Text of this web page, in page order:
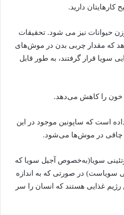
کارهایتان دارید.
حیوانات نیز می شود. تحقیقات
که مقدار چربی بدن در موش‌های
سویا قرار گرفتند، به طور قابل
خون را کاهش می‌‌دهد.
است که ساپونین موجود در این
چاقی در موش‌ها می‌شود.
سویا(به‌خصوص آجیل سویا که
سویاست) در صورتی که به اندازه
غذایی هستند که انسان را سر